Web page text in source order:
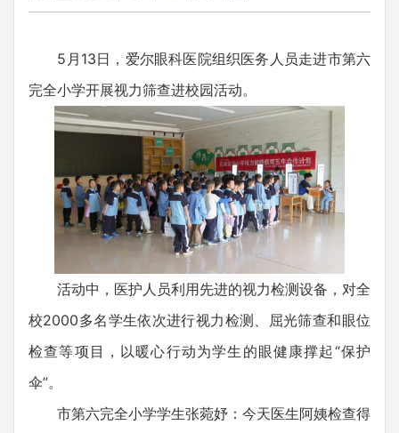
5月13日，爱尔眼科医院组织医务人员走进市第六
完全小学开展视力筛查进校园活动。
活动中，医护人员利用先进的视力检测设备，对全
校2000多名学生依次进行视力检测、屈光筛查和眼位
检查等项目，以暖心行动为学生的眼健康撑起“保护
伞”。
市第六完全小学学生张菀妤：今天医生阿姨检查得